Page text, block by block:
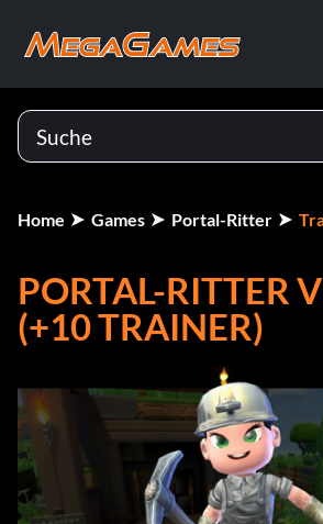
Home Games Portal-Ritter
PORTAL-RITTER
(+10 TRAINER)